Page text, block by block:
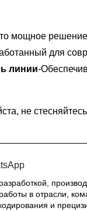
мощное
для
линии-
не
в отрасли,
и